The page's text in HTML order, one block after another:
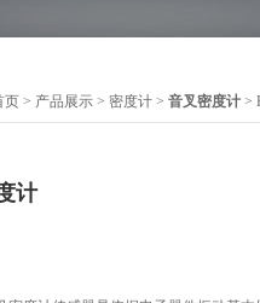
页 > 产品展示 > 密度计 > 音叉密度计 >
计